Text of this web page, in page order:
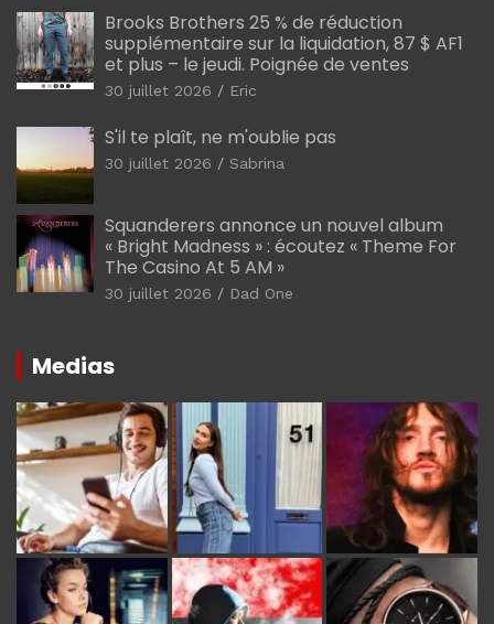
Brooks Brothers 25 % de réduction
supplémentaire sur la liquidation, 87 $ AF1
et plus – le jeudi. Poignée de ventes
30 juillet 2026 Eric
S'il te plaît, ne m'oublie pas
30 juillet 2026 Sabrina
Squanderers annonce un nouvel album
« Bright Madness » : écoutez « Theme For
The Casino At 5 AM »
30 juillet 2026 Dad One
Medias